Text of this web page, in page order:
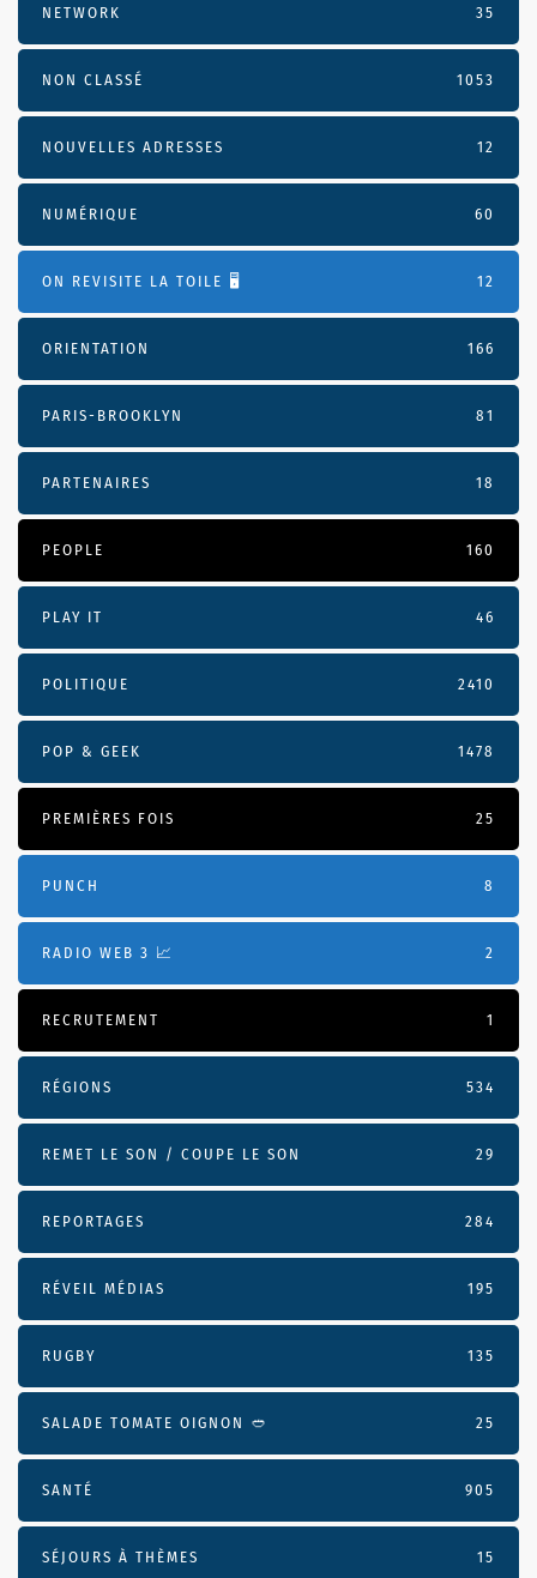
NETWORK 35
NON CLASSÉ 1053
NOUVELLES ADRESSES 12
NUMÉRIQUE 60
ON REVISITE LA TOILE 🖥️ 12
ORIENTATION 166
PARIS-BROOKLYN 81
PARTENAIRES 18
PEOPLE 160
PLAY IT 46
POLITIQUE 2410
POP & GEEK 1478
PREMIÈRES FOIS 25
PUNCH 8
RADIO WEB 3 📈 2
RECRUTEMENT 1
RÉGIONS 534
REMET LE SON / COUPE LE SON 29
REPORTAGES 284
RÉVEIL MÉDIAS 195
RUGBY 135
SALADE TOMATE OIGNON 🥙 25
SANTÉ 905
SÉJOURS À THÈMES 15